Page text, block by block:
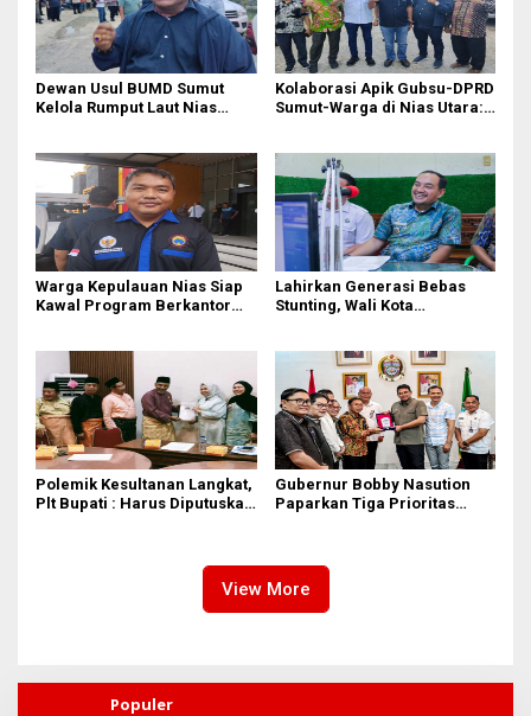
Dewan Usul BUMD Sumut
Kelola Rumput Laut Nias
Kolaborasi Apik Gubsu-DPRD
Sumut-Warga di Nias Utara:
Warga Kepulauan Nias Siap
Kawal Program Berkantor
Lahirkan Generasi Bebas
Stunting, Wali Kota
Polemik Kesultanan Langkat,
Plt Bupati : Harus Diputuskan
Gubernur Bobby Nasution
Paparkan Tiga Prioritas
View More
Populer